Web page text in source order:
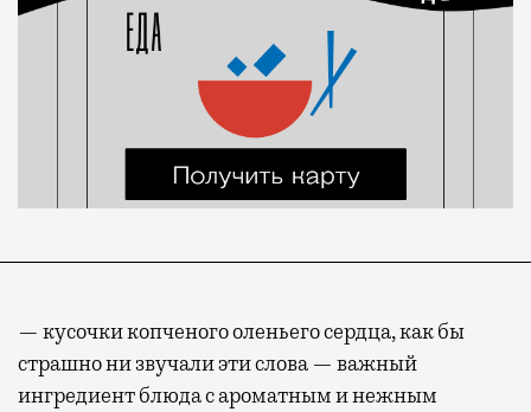
— кусочки копченого оленьего сердца, как бы
страшно ни звучали эти слова — важный
ингредиент блюда с ароматным и нежным